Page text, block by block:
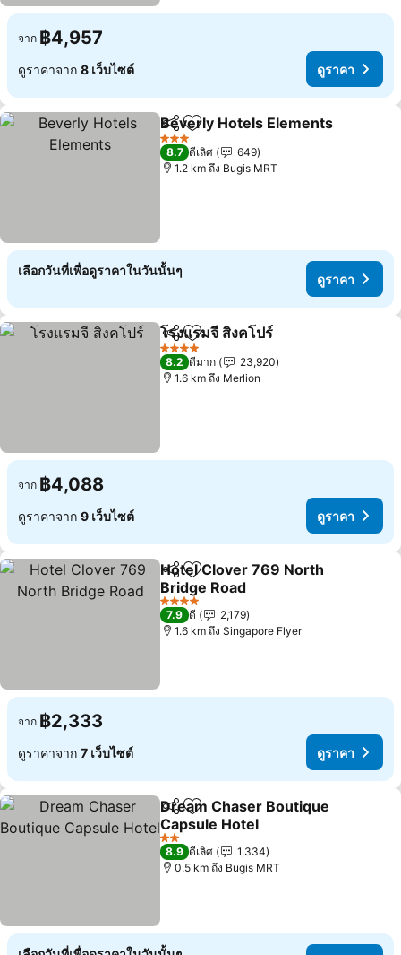
จาก ฿4,957
ดูราคาจาก 8 เว็บไซต์ ดูราคา
แชร์ เพิ่มในรายการโปรด
Beverly Hotels Elements
3 ดาว
8.7 ดีเลิศ
649
1.2 km ถึง Bugis MRT
เลือกวันที่เพื่อดูราคาในวันนั้นๆ
ดูราคา
แชร์ เพิ่มในรายการโปรด
โรงแรมจี สิงคโปร์
4 ดาว
8.2 ดีมาก
23,920
1.6 km ถึง Merlion
จาก ฿4,088
ดูราคาจาก 9 เว็บไซต์ ดูราคา
แชร์ เพิ่มในรายการโปรด
Hotel Clover 769 North
Bridge Road
ดูราคา
4 ดาว
7.9 ดี
2,179
1.6 km ถึง Singapore Flyer
จาก ฿2,333
ดูราคาจาก 7 เว็บไซต์ ดูราคา
แชร์ เพิ่มในรายการโปรด
Dream Chaser Boutique
Capsule Hotel
ดูราคา
2 ดาว
8.9 ดีเลิศ
1,334
0.5 km ถึง Bugis MRT